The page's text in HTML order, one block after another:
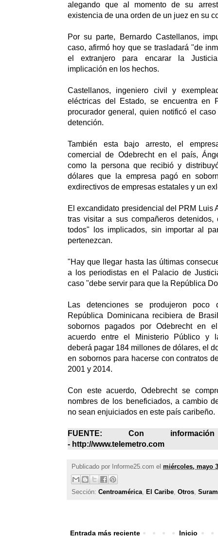
alegando que al momento de su
existencia de una orden de un juez en su
Por su parte, Bernardo Castellanos,
caso, afirmó hoy que se trasladará "de
el extranjero para encarar la
implicación en los hechos.
Castellanos, ingeniero civil y
eléctricas del Estado, se encuentra en
procurador general, quien notificó el
detención.
También esta bajo arresto, el
comercial de Odebrecht en el país,
como la persona que recibió y
dólares que la empresa pagó en
exdirectivos de empresas estatales y un
El excandidato presidencial del PRM Luis
tras visitar a sus compañeros
todos" los implicados, sin importar al
pertenezcan.
"Hay que llegar hasta las últimas
a los periodistas en el Palacio de
caso "debe servir para que la República
Las detenciones se produjeron
República Dominicana recibiera de
sobornos pagados por Odebrecht en
acuerdo entre el Ministerio Público y
deberá pagar 184 millones de dólares, el
en sobornos para hacerse con contratos
2001 y 2014.
Con este acuerdo, Odebrecht se
nombres de los beneficiados, a cambio
no sean enjuiciados en este país caribeño.
FUENTE: Con
- http://www.telemetro.com
Publicado por Informe25.com el miércoles, mayo
Sección: Centroamérica, El Caribe, Otros,
Entrada más reciente Inicio